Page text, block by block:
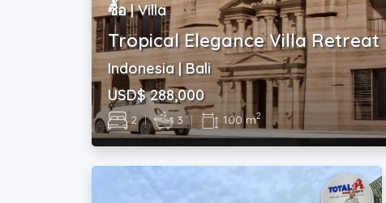
ซื้อ | Villa
Tropical Elegance Villa Retreat
Indonesia | Bali
USD$ 288,000
2 | 3 | 100 m2